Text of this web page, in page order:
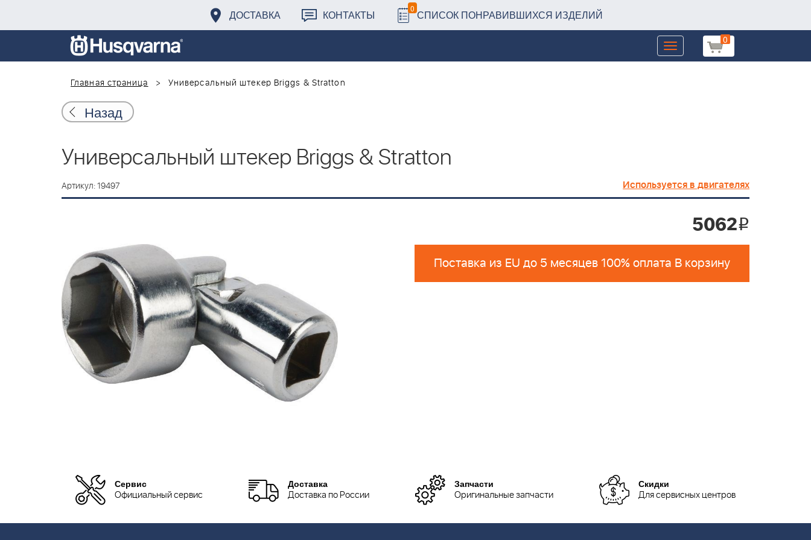
ДОСТАВКА КОНТАКТЫ 0 СПИСОК ПОНРАВИВШИХСЯ ИЗДЕЛИЙ
0
Toggle
navigation
Главная страница
Универсальный штекер Briggs & Stratton
Назад
Универсальный штекер Briggs & Stratton
Артикул: 19497 Используется в двигателях
5062i
Поставка из EU до 5 месяцев 100% оплата В корзину
Сервис
Официальный сервис
Доставка
Доставка по России
Запчасти
Оригинальные запчасти
Скидки
Для сервисных центров